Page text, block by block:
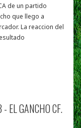
de un partido
que llego a
La reaccion del
EL GANCHO CF.